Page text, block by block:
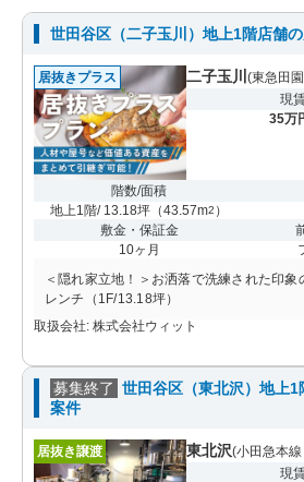
世田谷区（二子玉川）地上1階店舗
居抜きプラス 二子玉川 (東急田
現
35万
階数/面積
地上1階/ 13.18坪 （43.57m2 ）
敷金・保証金
10ヶ月
＜隠れ家立地！＞お洒落で洗練された印象
レンチ（1F/13.18坪）
取扱会社: 株式会社ウィット
募集終了 世田谷区（東北沢）地上1
案件
居抜き譲渡 東北沢(小田急本
現